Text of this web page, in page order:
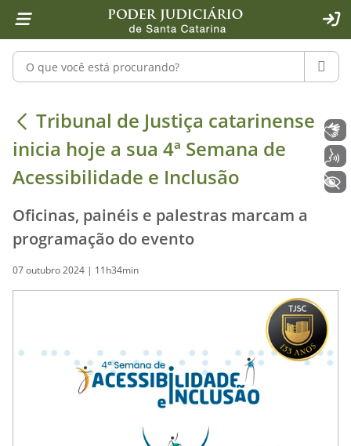
1 Ir para o conteúdo
2 Ir para a ferramenta de acessibilidade - Rybená
4 Ir para o menu principal
5 Ir para a pesquisa
6 Ir para o rodapé
7 Ir para a página inicial
Pesquisar no portal
Tribunal de Justiça catarinense
Tribunal de Justiça catarinense
inicia hoje a sua 4ª Semana de
Acessibilidade e Inclusão
Oficinas, painéis e palestras marcam a
programação do evento
07 outubro 2024 | 11h34min
Libras
Voz
+ Acessibilidade